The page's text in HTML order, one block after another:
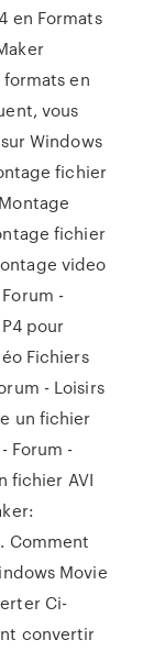
en Formats
en
vous
Windows
fichier
fichier
video
-
pour
Fichiers
- Loisirs
un fichier
Forum -
fichier AVI
Comment
Movie
Ci-
convertir